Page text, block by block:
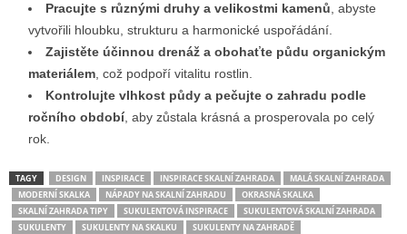
Pracujte s různými druhy a velikostmi kamenů , abyste
vytvořili hloubku, strukturu a harmonické uspořádání.
Zajistěte účinnou drenáž a obohaťte půdu organickým
materiálem , což podpoří vitalitu rostlin.
Kontrolujte vlhkost půdy a pečujte o zahradu podle
ročního období, aby zůstala krásná a prosperovala po celý
rok.
TAGY DESIGN INSPIRACE INSPIRACE SKALNÍ ZAHRADA
MALÁ SKALNÍ ZAHRADA
MODERNÍ SKALKA
NÁPADY NA SKALNÍ ZAHRADU
OKRASNÁ SKALKA
SKALNÍ ZAHRADA TIPY
SUKULENTOVÁ INSPIRACE
SUKULENTOVÁ SKALNÍ ZAHRADA
SUKULENTY
SUKULENTY NA SKALKU
SUKULENTY NA ZAHRADĚ